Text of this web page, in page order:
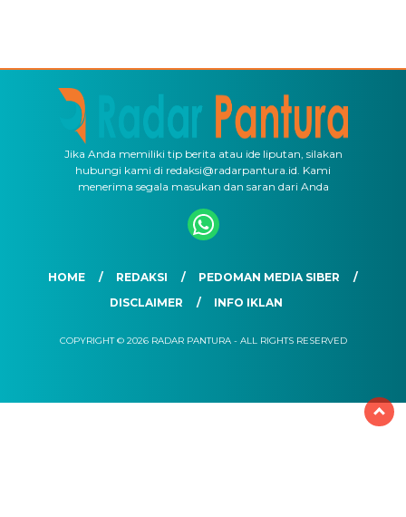
Jika Anda memiliki tip berita atau ide liputan, silakan
hubungi kami di redaksi@radarpantura.id. Kami
menerima segala masukan dan saran dari Anda
HOME REDAKSI
PEDOMAN MEDIA SIBER
DISCLAIMER
INFO IKLAN
COPYRIGHT © 2026 RADAR PANTURA - ALL RIGHTS RESERVED